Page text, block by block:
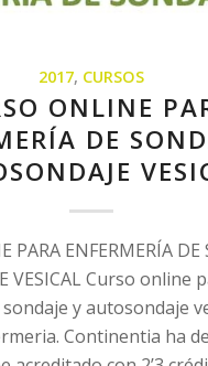
2017, CURSOS
ONLINE
DE
PARA ENFERMERÍA DE
VESICAL Curso online
y autosondaje
Continentia ha